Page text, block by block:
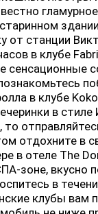
от станции
в клубе
сенсационные
в клубе
в
то
отдохните в
в отеле The
зоне, вкусно
в
клубы вам